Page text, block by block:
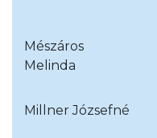
Mészáros
Melinda
Millner Józsefné